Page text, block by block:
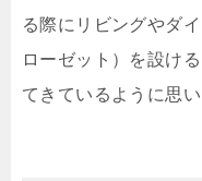
る際にリビングやダ
ローゼット）を設け
てきているように思い